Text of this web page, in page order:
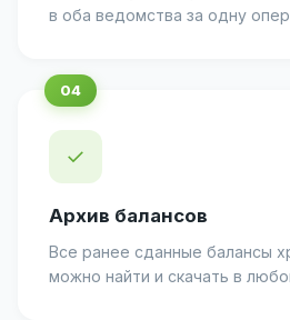
в оба ведомства за одну
✓
Архив балансов
Все ранее сданные балансы
можно найти и скачать в